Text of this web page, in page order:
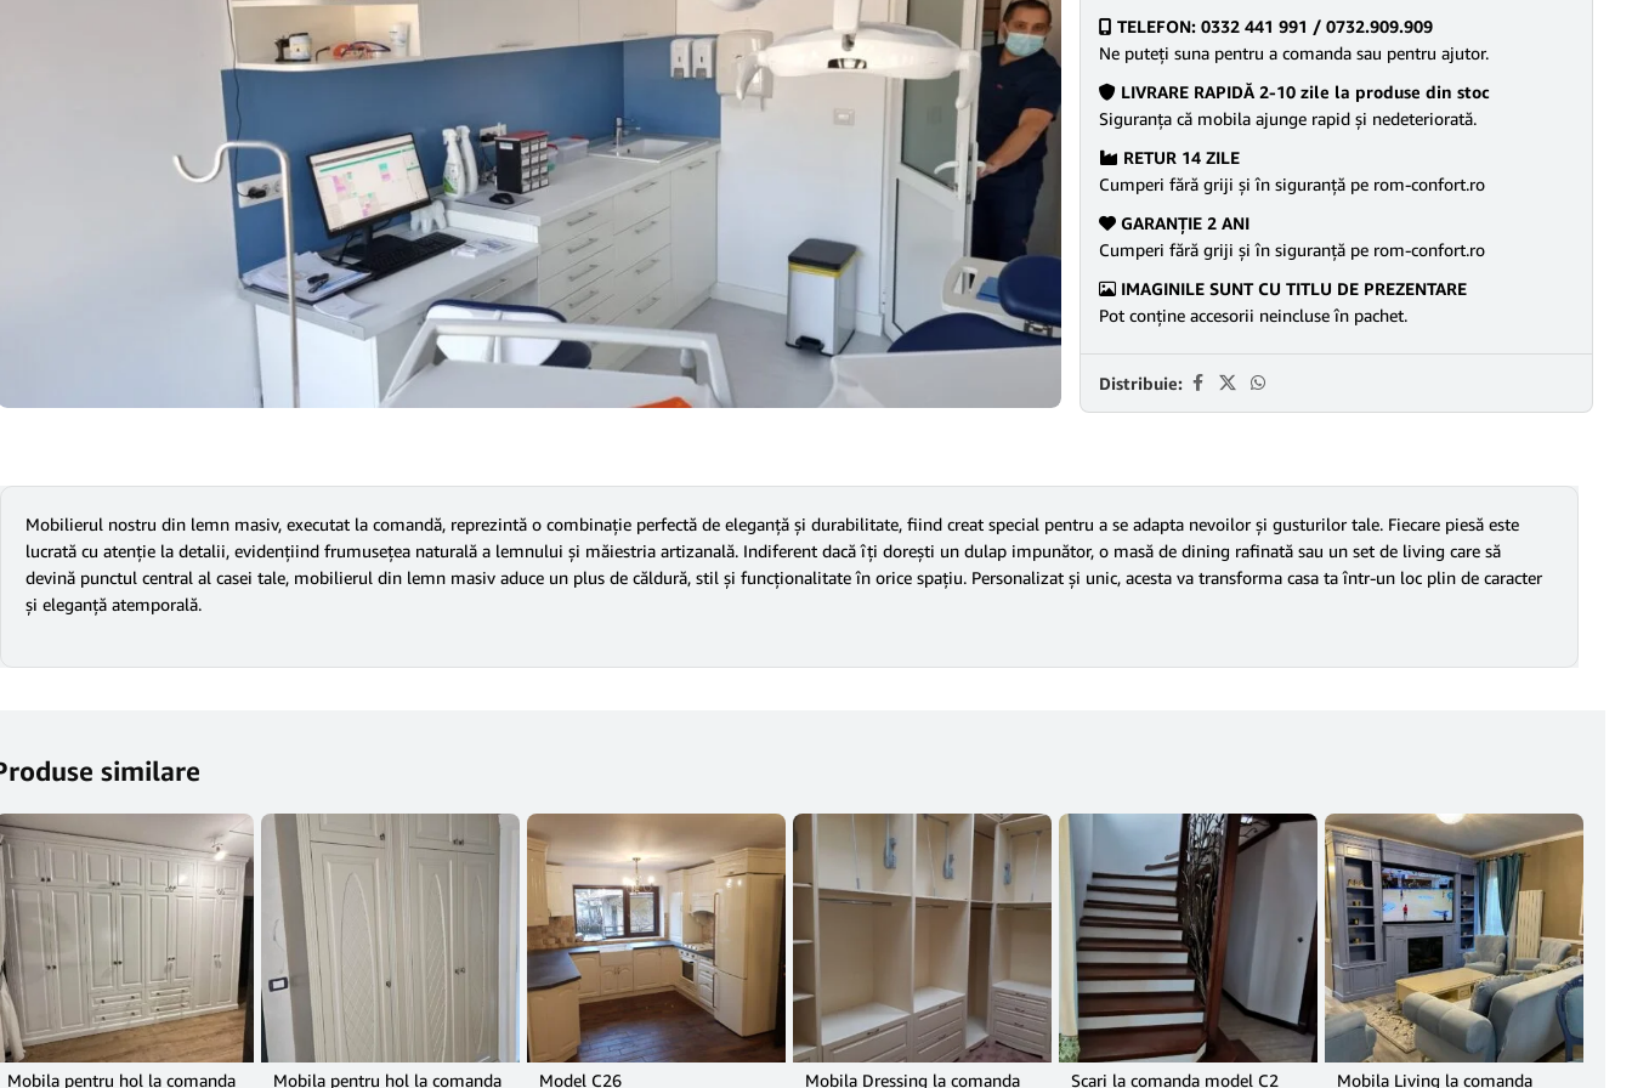
TELEFON: 0332 441 991 / 0732.909.909
Ne puteţi suna pentru a comanda sau pentru ajutor.
LIVRARE RAPIDĂ 2-10 zile la produse din stoc
Siguranţa că mobila ajunge rapid şi nedeteriorată.
RETUR 14 ZILE
Cumperi fără griji şi în siguranţă pe rom-confort.ro
GARANŢIE 2 ANI
Cumperi fără griji şi în siguranţă pe rom-confort.ro
IMAGINILE SUNT CU TITLU DE PREZENTARE
Pot conține accesorii neincluse în pachet.
Distribuie:
Mobilierul nostru din lemn masiv, executat la comandă, reprezintă o combinație perfectă de eleganță și durabilitate, fiind creat special pentru a se adapta nevoilor și gusturilor tale. Fiecare piesă este
lucrată cu atenție la detalii, evidențiind frumusețea naturală a lemnului și măiestria artizanală. Indiferent dacă îți dorești un dulap impunător, o masă de dining rafinată sau un set de living care să
devină punctul central al casei tale, mobilierul din lemn masiv aduce un plus de căldură, stil și funcționalitate în orice spațiu. Personalizat și unic, acesta va transforma casa ta într-un loc plin de caracter
și eleganță atemporală.
similare
Mobila pentru hol la comanda Mobila pentru hol la comanda Model C26 Mobila Dressing la comanda Scari la comanda model C2 Mobila Living la comanda